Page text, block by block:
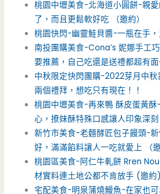
桃園中壢美食-北海道小圓餅-親
了，而且更鬆軟好吃 （邀約）
桃園快閃-幽靈鮭貝醬-一瓶在手
南投團購美食-Cona’s 妮娜手工
要推薦，自己吃還是送禮都超有面
中秋限定快閃團購-2022芽月中
兩個禮拜，想吃只有現在！！
桃園中壢美食-再來鴨 酥皮蛋黃
心，撩妹酥特殊口感讓人印象深刻
新竹市美食-老麵酵匠包子饅頭-
好，滿滿餡料讓人一吃就愛上 （邀
桃園區美食-阿仁牛軋餅 Rren
材實料連土地公都不肯放手 (邀約)
宅配美食-明泉蒲燒鰻魚-在家也